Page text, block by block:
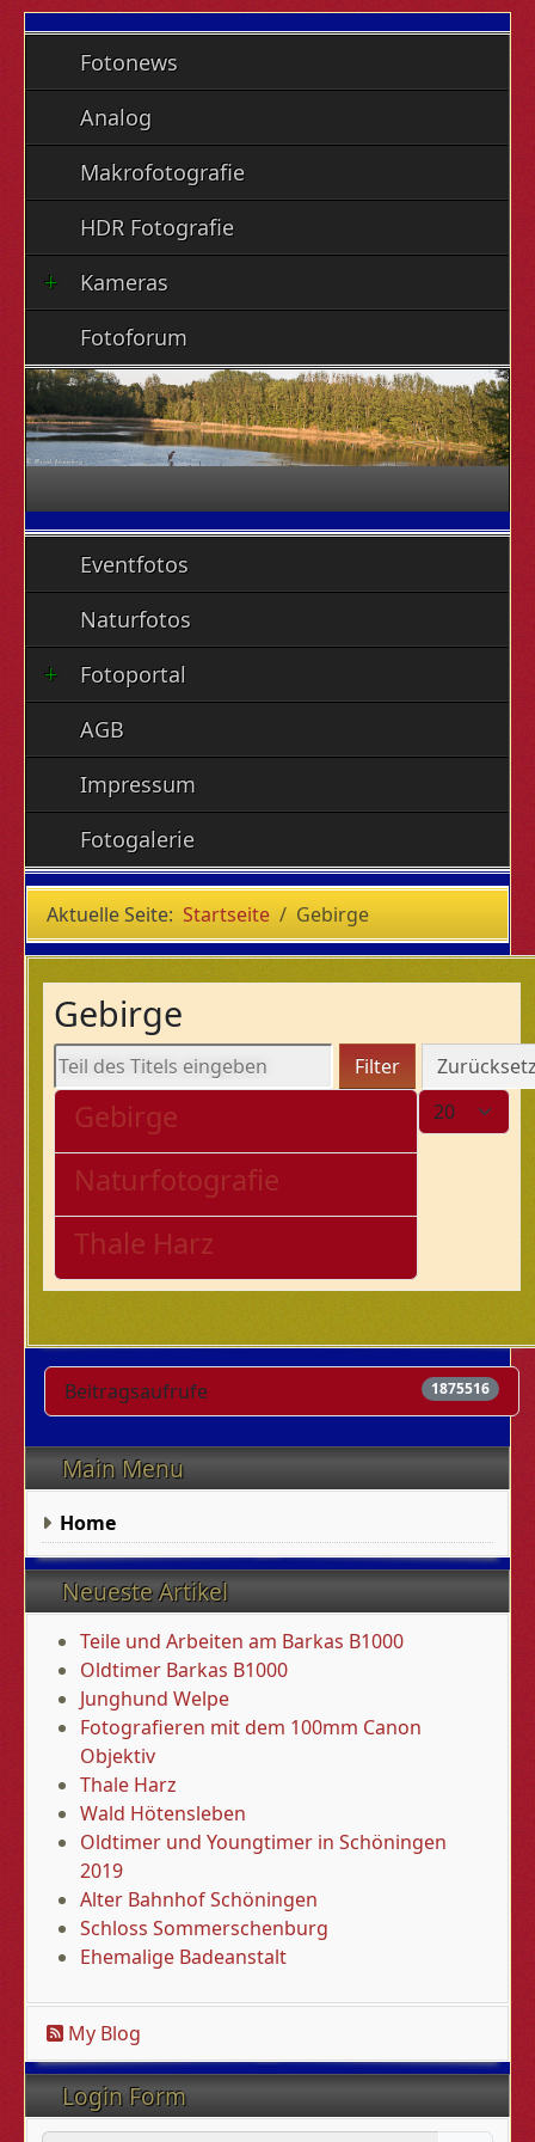
Fotonews
Analog
Makrofotografie
HDR Fotografie
Kameras
Fotoforum
Eventfotos
Naturfotos
Fotoportal
AGB
Impressum
Fotogalerie
Aktuelle Seite: Startseite Gebirge
Main Menu
Home
Neueste Artikel
Teile und Arbeiten am Barkas B1000
Oldtimer Barkas B1000
Junghund Welpe
Fotografieren mit dem 100mm Canon
Objektiv
Thale Harz
Wald Hötensleben
Oldtimer und Youngtimer in Schöningen
2019
Alter Bahnhof Schöningen
Schloss Sommerschenburg
Ehemalige Badeanstalt
My Blog
Login Form
Gebirge
Teil des Titels eingeben Filter
Anzeige #
Gebirge
Naturfotografie
Thale Harz
Beitragsaufrufe 1875516